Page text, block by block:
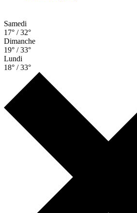
Samedi
17° / 32°
Dimanche
19° / 33°
Lundi
18° / 33°